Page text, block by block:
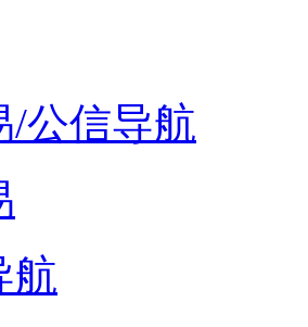
/公信导航
航